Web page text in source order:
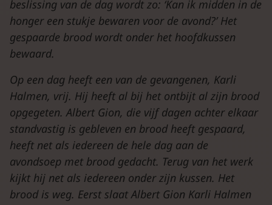
beslissing van de dag wordt zo: ‘Kan ik midden in de
honger een stukje bewaren voor de avond?’ Het
gespaarde brood wordt onder het hoofdkussen
bewaard.
Op een dag heeft een van de gevangenen, Karli
Halmen, vrij. Hij heeft al bij het ontbijt al zijn brood
opgegeten. Albert Gion, die vijf dagen achter elkaar
standvastig is gebleven en brood heeft gespaard,
heeft net als iedereen de hele dag aan de
avondsoep met brood gedacht. Terug van het werk
kijkt hij net als iedereen onder zijn kussen. Het
brood is weg. Eerst slaat Albert Gion Karli Halmen